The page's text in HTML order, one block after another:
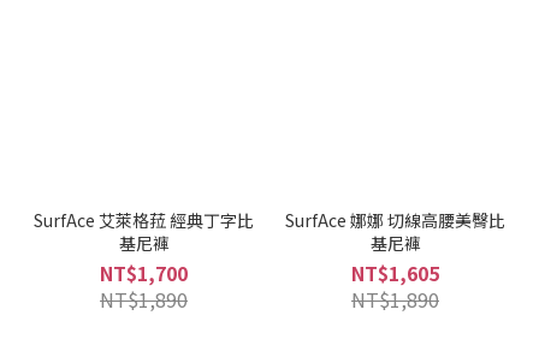
SurfAce 艾萊格菈 經典丁字比
基尼褲
NT$1,700
NT$1,890
SurfAce 娜娜 切線高腰美臀比
基尼褲
NT$1,605
NT$1,890